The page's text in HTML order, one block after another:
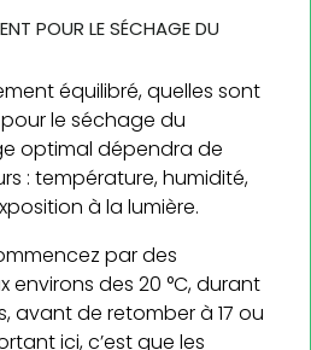
POUR LE SÉCHAGE DU
équilibré, quelles sont
le séchage du
optimal dépendra de
: température, humidité,
à la lumière.
par des
environs des 20 °C, durant
avant de retomber à 17 ou
ici, c’est que les